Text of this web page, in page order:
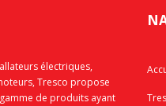
électriques,
Tresco propose
de produits ayant